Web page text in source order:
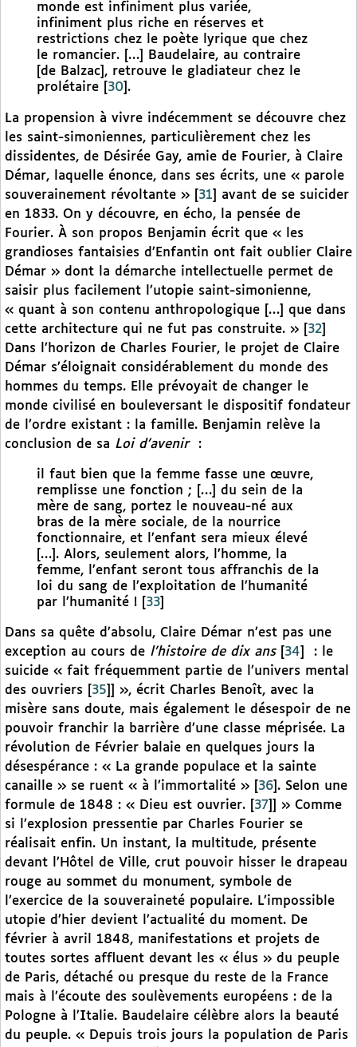
monde est infiniment plus variée,
infiniment plus riche en réserves et
restrictions chez le poète lyrique que chez
le romancier. […] Baudelaire, au contraire
[de Balzac], retrouve le gladiateur chez le
prolétaire
30 .
La propension à vivre indécemment se découvre chez
les saint-simoniennes, particulièrement chez les
dissidentes, de Désirée Gay, amie de Fourier, à Claire
Démar, laquelle énonce, dans ses écrits, une « parole
souverainement révoltante »
31
avant de se suicider
en 1833. On y découvre, en écho, la pensée de
Fourier. À son propos Benjamin écrit que « les
grandioses fantaisies d’Enfantin ont fait oublier Claire
Démar » dont la démarche intellectuelle permet de
saisir plus facilement l’utopie saint-simonienne,
« quant à son contenu anthropologique […] que dans
cette architecture qui ne fut pas construite. »
32
Dans l’horizon de Charles Fourier, le projet de Claire
Démar s’éloignait considérablement du monde des
hommes du temps. Elle prévoyait de changer le
monde civilisé en bouleversant le dispositif fondateur
de l’ordre existant : la famille. Benjamin relève la
conclusion de sa Loi d’avenir :
il faut bien que la femme fasse une œuvre,
remplisse une fonction ; […] du sein de la
mère de sang, portez le nouveau-né aux
bras de la mère sociale, de la nourrice
fonctionnaire, et l’enfant sera mieux élevé
[…]. Alors, seulement alors, l’homme, la
femme, l’enfant seront tous affranchis de la
loi du sang de l’exploitation de l’humanité
par l’humanité !
33
Dans sa quête d’absolu, Claire Démar n’est pas une
exception au cours de l’histoire de dix ans[ 34
: le
suicide « fait fréquemment partie de l’univers mental
des ouvriers
35
] », écrit Charles Benoît, avec la
misère sans doute, mais également le désespoir de ne
pouvoir franchir la barrière d’une classe méprisée. La
révolution de Février balaie en quelques jours la
désespérance : « La grande populace et la sainte
canaille » se ruent « à l’immortalité »
36 . Selon une
formule de 1848 : « Dieu est ouvrier.
37
] » Comme
si l’explosion pressentie par Charles Fourier se
réalisait enfin. Un instant, la multitude, présente
devant l’Hôtel de Ville, crut pouvoir hisser le drapeau
rouge au sommet du monument, symbole de
l’exercice de la souveraineté populaire. L’impossible
utopie d’hier devient l’actualité du moment. De
février à avril 1848, manifestations et projets de
toutes sortes affluent devant les « élus » du peuple
de Paris, détaché ou presque du reste de la France
mais à l’écoute des soulèvements européens : de la
Pologne à l’Italie. Baudelaire célèbre alors la beauté
du peuple. « Depuis trois jours la population de Paris